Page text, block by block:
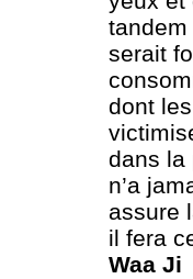
tandem
serait
dont
dans la
n’a
assure
il fera
Waa Ji